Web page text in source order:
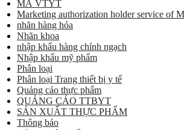
MÃ VTYT
Marketing authorization holder service of
nhãn hàng hóa
Nhãn khoa
nhập khẩu hàng chính ngạch
Nhập khẩu mỹ phẩm
Phân loại
Phân loại Trang thiết bị y tế
Quảng cáo thực phẩm
QUẢNG CÁO TTBYT
SẢN XUẤT THỰC PHẨM
Thông báo